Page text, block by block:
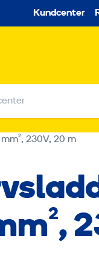
Kundcenter
230V, 20 m